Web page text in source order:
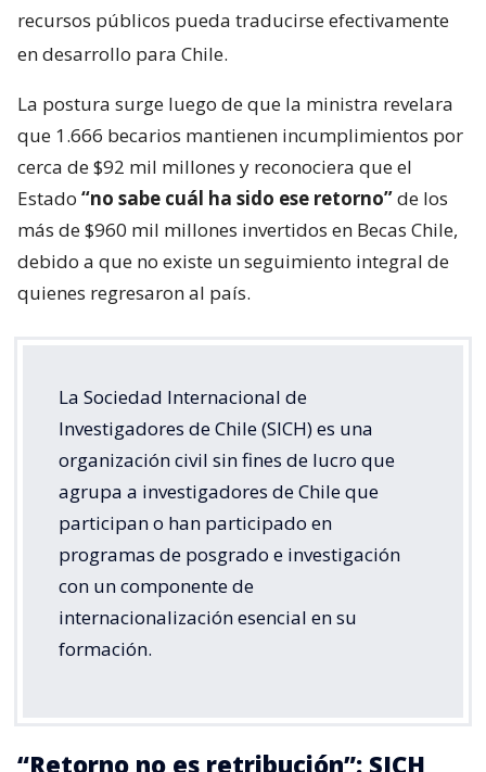
recursos públicos pueda traducirse efectivamente
en desarrollo para Chile.
La postura surge luego de que la ministra revelara
que 1.666 becarios mantienen incumplimientos por
cerca de $92 mil millones y reconociera que el
Estado “no sabe cuál ha sido ese retorno”de los
más de $960 mil millones invertidos en Becas Chile,
debido a que no existe un seguimiento integral de
quienes regresaron al país.
La Sociedad Internacional de
Investigadores de Chile (SICH) es una
organización civil sin fines de lucro que
agrupa a investigadores de Chile que
participan o han participado en
programas de posgrado e investigación
con un componente de
internacionalización esencial en su
formación.
“Retorno no es retribución”: SICH